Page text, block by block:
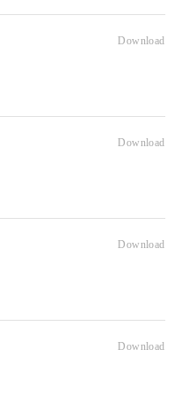
Download
Download
Download
Download